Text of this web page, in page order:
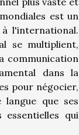
est un
l'international.
se multiplient,
communication
dans la
pour négocier,
que ses
qui